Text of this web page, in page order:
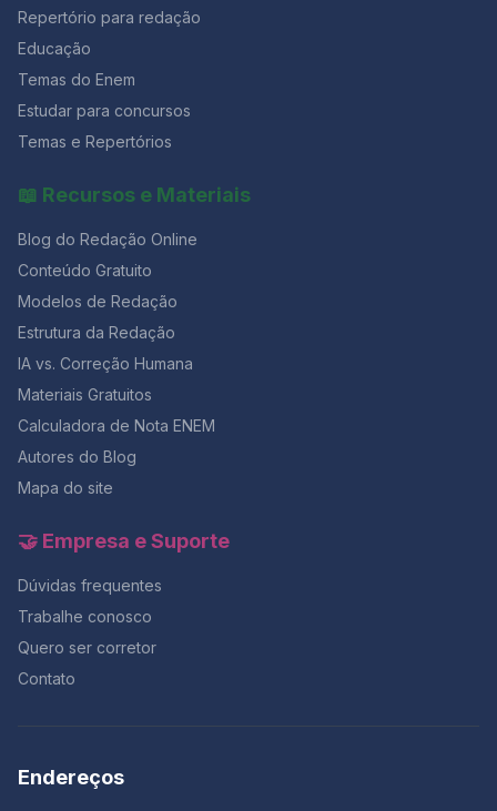
Repertório para redação
Educação
Temas do Enem
Estudar para concursos
Temas e Repertórios
📖 Recursos e Materiais
Blog do Redação Online
Conteúdo Gratuito
Modelos de Redação
Estrutura da Redação
IA vs. Correção Humana
Materiais Gratuitos
Calculadora de Nota ENEM
Autores do Blog
Mapa do site
🤝 Empresa e Suporte
Dúvidas frequentes
Trabalhe conosco
Quero ser corretor
Contato
Endereços